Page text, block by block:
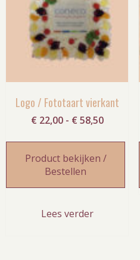
Logo / Fototaart vierkant
€ 22,00 - € 58,50
tot
€ 58,50
Product bekijken /
Bestellen
Lees verder